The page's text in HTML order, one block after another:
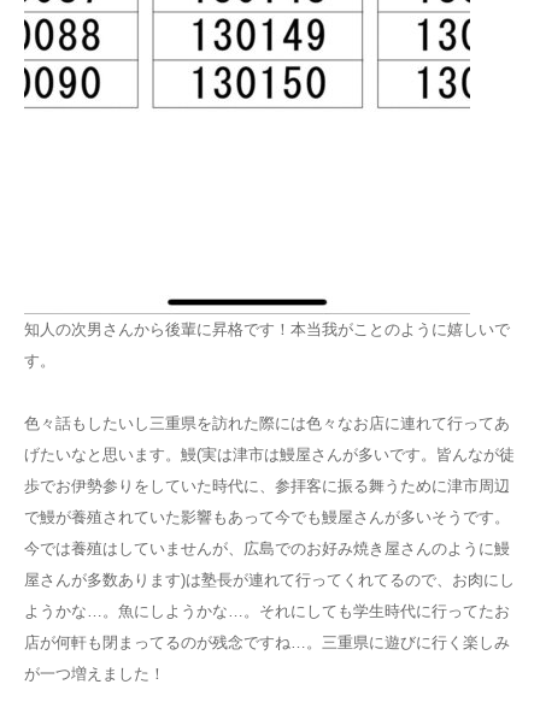
知人の次男さんから後輩に昇格です！本当我がことのように嬉しいで
す。
色々話もしたいし三重県を訪れた際には色々なお店に連れて行ってあ
げたいなと思います。鰻(実は津市は鰻屋さんが多いです。皆んなが徒
歩でお伊勢参りをしていた時代に、参拝客に振る舞うために津市周辺
で鰻が養殖されていた影響もあって今でも鰻屋さんが多いそうです。
今では養殖はしていませんが、広島でのお好み焼き屋さんのように鰻
屋さんが多数あります)は塾長が連れて行ってくれてるので、お肉にし
ようかな…。魚にしようかな…。それにしても学生時代に行ってたお
店が何軒も閉まってるのが残念ですね…。三重県に遊びに行く楽しみ
が一つ増えました！